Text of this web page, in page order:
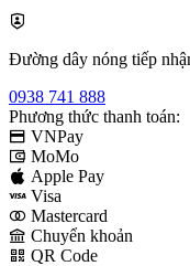
Đường dây nóng tiếp
0938 741 888
Phương thức thanh toán:
VNPay
MoMo
Apple Pay
Visa
Mastercard
Chuyển khoản
QR Code